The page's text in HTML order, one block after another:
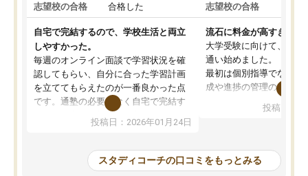
志望校の合格 合格した
自宅で完結するので、学校生活と両立
しやすかった。
毎週のオンライン面談で学習状況を確
認してもらい、自分に合った学習計画
を立ててもらえたのが一番良かった点
です。通塾の必要がなく自宅で完結す
たです。コーチが現役大学生で相談し
安も気軽に話せました。勉強習慣が身
についたと感じています。また、チャ
投稿日：2026年01月24日
志望校の合格
流石に料金が高すぎる
大学受験に向けて、高2
通い始めました。
最初は個別指導でなく、
成や進捗の管理のみのコ
じ個別指導コースに変更
性が良くなかったです。
モチベーションが上がら
投稿日：
スタディコーチの口コミをもっとみる